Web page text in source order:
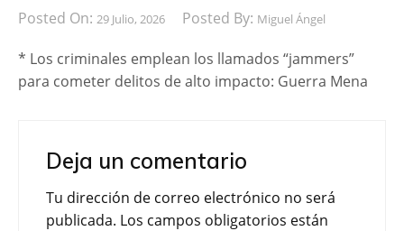
Posted On: 29 Julio, 2026 Posted By: Miguel Ángel
* Los criminales emplean los llamados “jammers”
para cometer delitos de alto impacto: Guerra Mena
Deja un comentario
Tu dirección de correo electrónico no será
publicada. Los campos obligatorios están